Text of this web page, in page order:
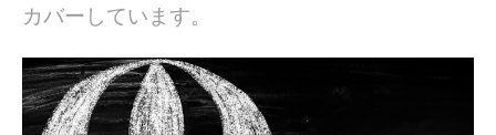
すか？カバーしています。